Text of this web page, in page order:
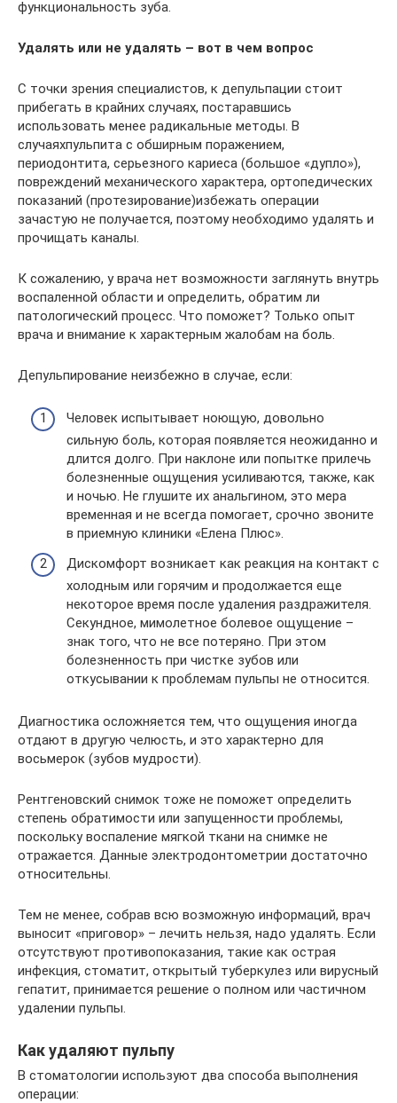
функциональность зуба.
Удалять или не удалять – вот в чем вопрос
С точки зрения специалистов, к депульпации стоит
прибегать в крайних случаях, постаравшись
использовать менее радикальные методы. В
случаяхпульпита с обширным поражением,
периодонтита, серьезного кариеса (большое «дупло»),
повреждений механического характера, ортопедических
показаний (протезирование)избежать операции
зачастую не получается, поэтому необходимо удалять и
прочищать каналы.
К сожалению, у врача нет возможности заглянуть внутрь
воспаленной области и определить, обратим ли
патологический процесс. Что поможет? Только опыт
врача и внимание к характерным жалобам на боль.
Депульпирование неизбежно в случае, если:
Человек испытывает ноющую, довольно
сильную боль, которая появляется неожиданно и
длится долго. При наклоне или попытке прилечь
болезненные ощущения усиливаются, также, как
и ночью. Не глушите их анальгином, это мера
временная и не всегда помогает, срочно звоните
в приемную клиники «Елена Плюс».
Дискомфорт возникает как реакция на контакт с
холодным или горячим и продолжается еще
некоторое время после удаления раздражителя.
Секундное, мимолетное болевое ощущение –
знак того, что не все потеряно. При этом
болезненность при чистке зубов или
откусывании к проблемам пульпы не относится.
Диагностика осложняется тем, что ощущения иногда
отдают в другую челюсть, и это характерно для
восьмерок (зубов мудрости).
Рентгеновский снимок тоже не поможет определить
степень обратимости или запущенности проблемы,
поскольку воспаление мягкой ткани на снимке не
отражается. Данные электродонтометрии достаточно
относительны.
Тем не менее, собрав всю возможную информаций, врач
выносит «приговор» – лечить нельзя, надо удалять. Если
отсутствуют противопоказания, такие как острая
инфекция, стоматит, открытый туберкулез или вирусный
гепатит, принимается решение о полном или частичном
удалении пульпы.
Как удаляют пульпу
В стоматологии используют два способа выполнения
операции: